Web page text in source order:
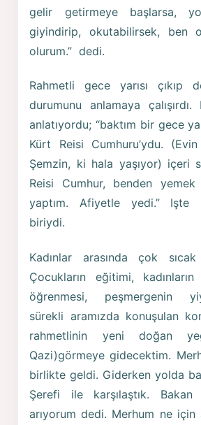
gelir getirmeye başlarsa,
giyindirip, okutabilirsek, ben
olurum.” dedi.
Rahmetli gece yarısı çıkıp
durumunu anlamaya
anlatıyordu; “baktım bir gece
Kürt Reisi Cumhuru’ydu.
Şemzin, ki hala yaşıyor) içeri
Reisi Cumhur, benden
yaptım. Afiyetle yedi.” Işte
biriydi.
Kadınlar arasında çok
Çocukların eğitimi,
öğrenmesi, peşmergenin
sürekli aramızda konuşulan
rahmetlinin yeni doğan
Qazi)görmeye gidecektim.
birlikte geldi. Giderken yolda
Şerefi ile karşılaştık. Bakan
arıyorum dedi. Merhum ne için